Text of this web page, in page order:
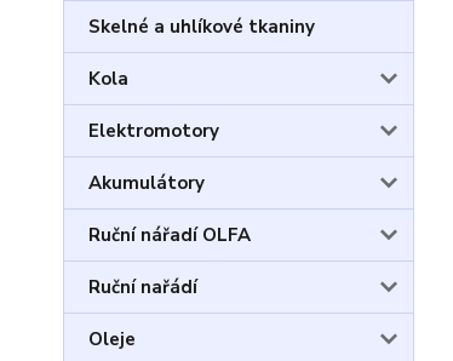
Skelné a uhlíkové tkaniny
Kola
Elektromotory
Akumulátory
Ruční nářadí OLFA
Ruční nařádí
Oleje